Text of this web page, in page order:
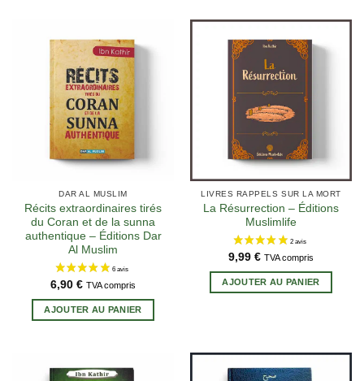
DAR AL MUSLIM
Récits extraordinaires tirés
du Coran et de la sunna
authentique – Éditions Dar
Al Muslim
6,90 € TVA compris
AJOUTER AU PANIER
LIVRES RAPPELS SUR LA MORT
La Résurrection – Éditions
Muslimlife
9,99 € TVA compris
AJOUTER AU PANIER